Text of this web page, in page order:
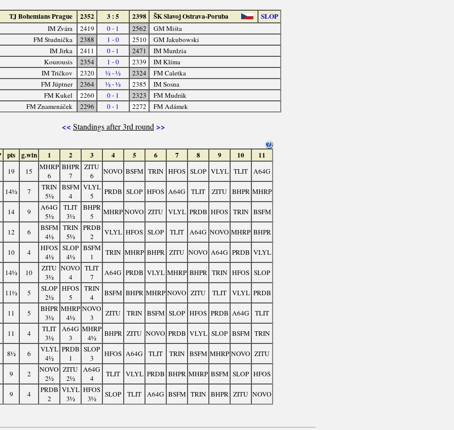
TJ Bohemians Prague 2352 3 : 5 2398 ŠK Slavoj Ostrava-Poruba SLOP
IM Zvára 2419 0 - 1 2562
GM Miśta
FM Studnička
2388 1 - 0 2510
GM Jakubowski
IM Jirka
2411 0 - 1 2471
IM Murdzia
Kourousis
2354 1 - 0 2339
IM Klíma
IM Tričkov
2320 ½ - ½ 2324
FM Caletka
FM Jüptner
2364 ½ - ½ 2385
IM Sosna
FM Kukel
2260 0 - 1 2323
FM Mudrák
FM Znamenáček
2296 0 - 1 2272 FM Adámek
<< Standings after 3rd round >>
pts g.win 1 2 3 4 5 6 7 8 9 10 11
19 15
MHRP
6
BHPR
7
ZITU
6
NOVO BSFM TRIN HFOS SLOP VLYL TLIT A64G
14½ 7
TRIN
5½
BSFM
4
VLYL
5
PRDB SLOP HFOS A64G TLIT ZITU BHPR MHRP
14 9
A64G
5½
TLIT
3½
BHPR
5
MHRP NOVO ZITU VLYL PRDB HFOS TRIN BSFM
12 6
BSFM
4½
TRIN
5½
PRDB
2
VLYL HFOS SLOP TLIT A64G NOVO MHRP BHPR
10 4
HFOS
4½
SLOP
4½
BSFM
1
TRIN MHRP BHPR ZITU NOVO A64G PRDB VLYL
14½ 10
ZITU
3½
NOVO
4
TLIT
7
A64G PRDB VLYL MHRP BHPR TRIN HFOS SLOP
11½ 5
SLOP
2½
HFOS
5
TRIN
4
BSFM BHPR MHRP NOVO ZITU TLIT VLYL PRDB
11 5
BHPR
3½
MHRP
4½
NOVO
3
ZITU TRIN BSFM SLOP HFOS PRDB A64G TLIT
11 4
TLIT
3½
A64G
3
MHRP
4½
BHPR ZITU NOVO PRDB VLYL SLOP BSFM TRIN
8½ 6
VLYL
4½
PRDB
1
SLOP
3
HFOS A64G TLIT TRIN BSFM MHRP NOVO ZITU
9 2
NOVO
2½
ZITU
2½
A64G
4
TLIT VLYL PRDB BHPR MHRP BSFM SLOP HFOS
9 4
PRDB
2
VLYL
3½
HFOS
3½
SLOP TLIT A64G BSFM TRIN BHPR ZITU NOVO